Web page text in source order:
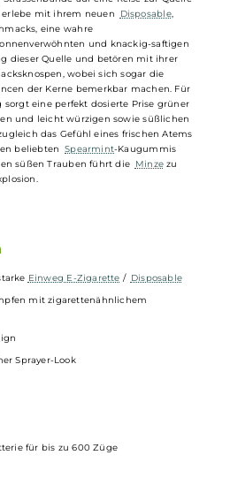
Tropfen Liquid verdampft ist oder
das schicke Kit einfach entsorgt und
Die
187 Strassenbande
hat durch
begehrten Vape -Sticks bereits für viel
Aromenjeder
eine persönliche Note der einzelnen
sie alles andere als gewöhnlich
Strassenbande auf eine Reise zur
erlebe mit ihrem neuen Disposable
eine wahre
sonnenverwöhnten und knackig-saftigen
sorgt eine perfekt dosierte Prise grüner
zugleich das Gefühl eines frischen
den beliebten Spearmint-Kaugummis
den süßen Trauben führt die
Einweg E-Zigarette
mit zigarettenähnlichem